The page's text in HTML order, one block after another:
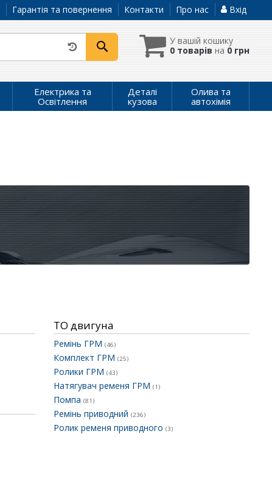
Гарантія та повернення Контакти Про нас Вхід
У вашій кошику
0 товарів на 0 грн
Електрика та
Освітлення
Деталі
кузова
Олива та
автохімія
ТО двигуна
Ремінь ГРМ (46)
Комплект ГРМ (25)
Ролики ГРМ (43)
Натягувач ременя ГРМ (1)
Помпа (81)
Ремінь приводний (236)
Ролик ременя приводного (3)